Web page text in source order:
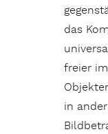
das
freier
in